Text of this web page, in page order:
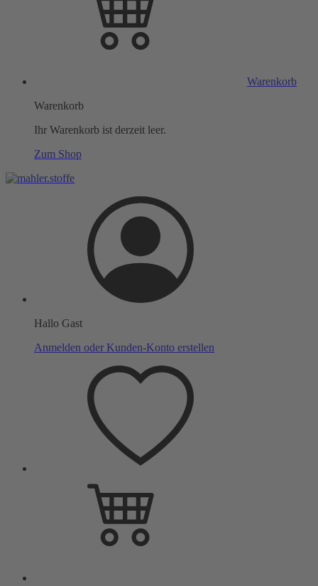
Warenkorb
Warenkorb
Ihr Warenkorb ist derzeit leer.
Zum Shop
Hallo Gast
Anmelden oder Kunden-Konto erstellen